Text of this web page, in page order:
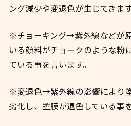
ング減少や変退色が生じてきます
※チョーキング→紫外線などが
いる顔料がチョークのような粉
ている事を言います。
※変退色→紫外線の影響により
劣化し、塗膜が退色している事